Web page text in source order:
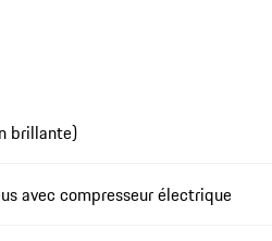
brillante)
avec compresseur électrique